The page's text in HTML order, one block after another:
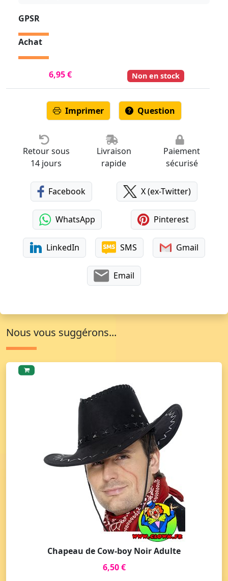
GPSR
Achat
6,95 € Non en stock
Imprimer Question
Retour sous
14 jours
Livraison
rapide
Paiement
sécurisé
Facebook X (ex-Twitter)
WhatsApp Pinterest
LinkedIn SMS Gmail
Email
Nous vous suggérons...
Chapeau de Cow-boy Noir Adulte
6,50 €